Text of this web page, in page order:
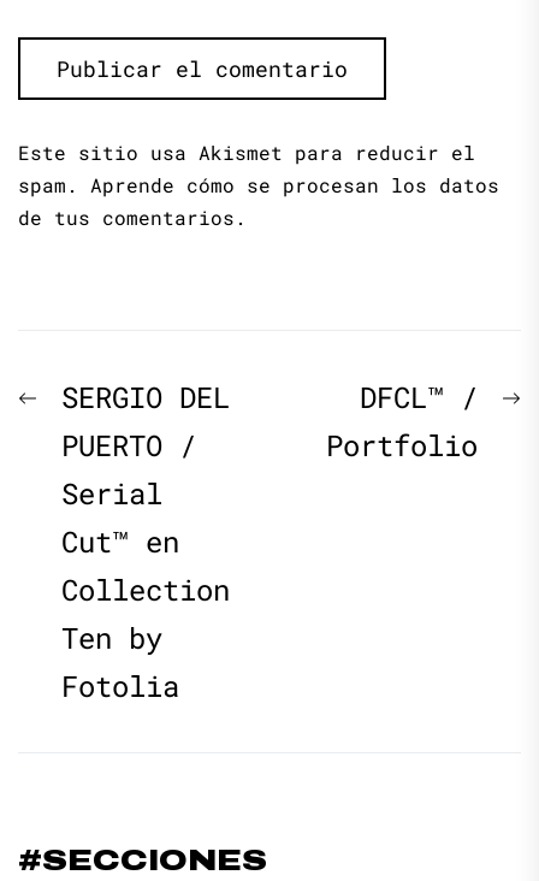
Este sitio usa Akismet para reducir el
spam. Aprende cómo se procesan los datos
de tus comentarios.
Navegación
de
entradas
Previous
post:
SERGIO DEL
PUERTO /
Serial
Cut™ en
Collection
Ten by
Fotolia
DFCL™ /
Portfolio
#SECCIONES